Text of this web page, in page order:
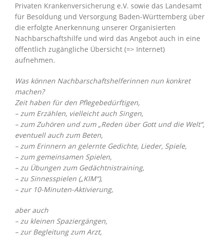
Privaten Krankenversicherung e.V. sowie das Landesamt
für Besoldung und Versorgung Baden-Württemberg über
die erfolgte Anerkennung unserer Organisierten
Nachbarschaftshilfe und wird das Angebot auch in eine
öffentlich zugängliche Übersicht (=> Internet)
aufnehmen.
Was können Nachbarschaftshelferinnen nun konkret
machen?
Zeit haben für den Pflegebedürftigen,
– zum Erzählen, vielleicht auch Singen,
– zum Zuhören und zum „Reden über Gott und die Welt“,
eventuell auch zum Beten,
– zum Erinnern an gelernte Gedichte, Lieder, Spiele,
– zum gemeinsamen Spielen,
– zu Übungen zum Gedächtnistraining,
– zu Sinnesspielen („KIM“),
– zur 10-Minuten-Aktivierung,
aber auch
– zu kleinen Spaziergängen,
– zur Begleitung zum Arzt,